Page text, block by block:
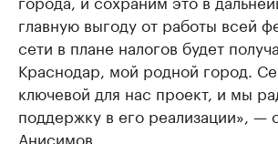
главную выгоду от работы всей
сети в плане налогов будет
Краснодар, мой родной город.
ключевой для нас проект, и мы
поддержку в его реализации», —
Анисимов.